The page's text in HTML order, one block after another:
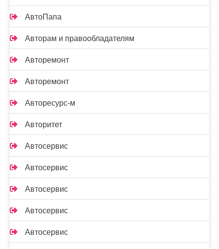
АвтоПапа
Авторам и правообладателям
Авторемонт
Авторемонт
Авторесурс-м
Авторитет
Автосервис
Автосервис
Автосервис
Автосервис
Автосервис